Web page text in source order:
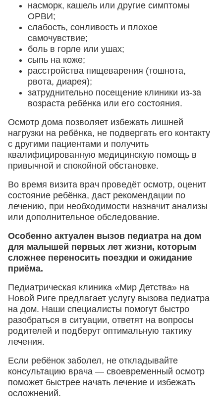
насморк, кашель или другие симптомы
ОРВИ;
слабость, сонливость и плохое
самочувствие;
боль в горле или ушах;
сыпь на коже;
расстройства пищеварения (тошнота,
рвота, диарея);
затруднительно посещение клиники из-за
возраста ребёнка или его состояния.
Осмотр дома позволяет избежать лишней
нагрузки на ребёнка, не подвергать его контакту
с другими пациентами и получить
квалифицированную медицинскую помощь в
привычной и спокойной обстановке.
Во время визита врач проведёт осмотр, оценит
состояние ребёнка, даст рекомендации по
лечению, при необходимости назначит анализы
или дополнительное обследование.
Особенно актуален вызов педиатра на дом
для малышей первых лет жизни, которым
сложнее переносить поездки и ожидание
приёма.
Педиатрическая клиника «Мир Детства» на
Новой Риге предлагает услугу вызова педиатра
на дом. Наши специалисты помогут быстро
разобраться в ситуации, ответят на вопросы
родителей и подберут оптимальную тактику
лечения.
Если ребёнок заболел, не откладывайте
консультацию врача — своевременный осмотр
поможет быстрее начать лечение и избежать
осложнений.